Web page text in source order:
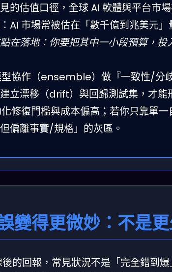
的估值口徑，全球 AI 軟體與平台市
AI 市場常被估在「數千億到兆美元
在落地：你要把其中一小段預算，
協作（ensemble）做『一致性/分
立漂移（drift）與回歸測試集，才能
修復門檻與成本偏高；若你只靠單
偏離事實/規格」的灰區。
變得更微妙：不是
的回報，常見狀況不是「完全錯到